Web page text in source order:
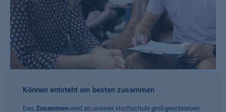
Können entsteht am besten zusammen
Das Zusammen wird an unserer Hochschule großgeschrieben.